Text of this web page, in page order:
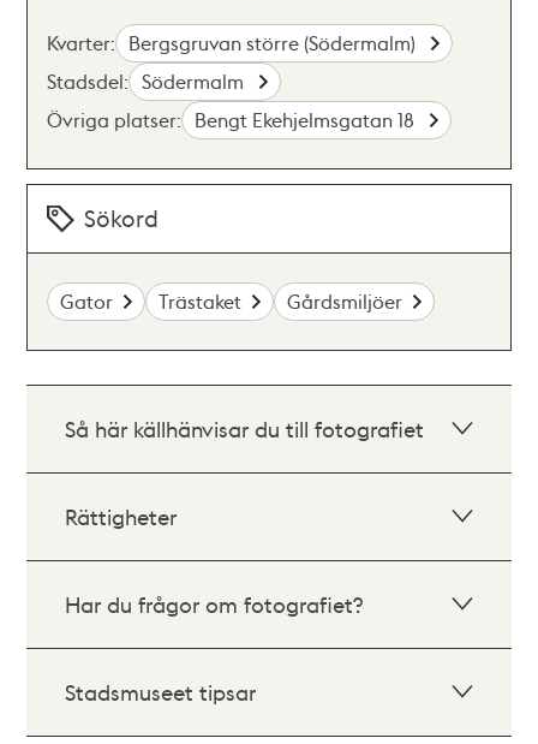
Kvarter: Bergsgruvan större (Södermalm)
Stadsdel: Södermalm
Övriga platser: Bengt Ekehjelmsgatan 18
Sökord
Gator Trästaket Gårdsmiljöer
Så här källhänvisar du till fotografiet
Rättigheter
Har du frågor om fotografiet?
Stadsmuseet tipsar